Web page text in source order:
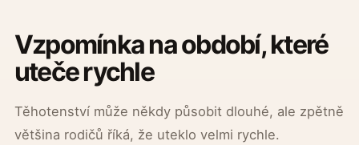
Vzpomínka na období, které
uteče rychle
Těhotenství může někdy působit dlouhé, ale zpětně
většina rodičů říká, že uteklo velmi rychle.